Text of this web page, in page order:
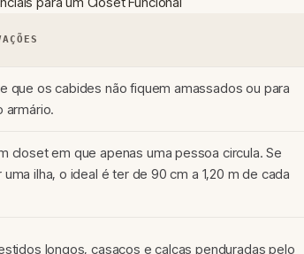
que os cabides não fiquem amassados ou para
armário.
closet em que apenas uma pessoa circula. Se
uma ilha, o ideal é ter de 90 cm a 1,20 m de cada
longos, casacos e calças penduradas pelo